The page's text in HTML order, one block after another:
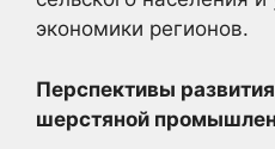
экономики регионов.
Перспективы
шерстяной